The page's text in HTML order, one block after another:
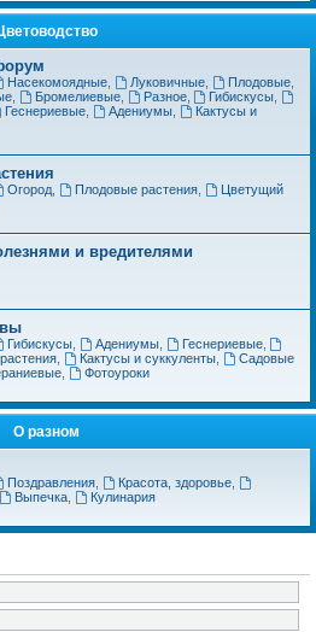
Насекомоядные, Луковичные, Плодовые,
, Бромелиевые, Разное, Гибискусы
Геснериевые, Адениумы,
Кактусы и
Огород, Плодовые растения,
Цветущий
и вредителями
Гибискусы, Адениумы, Геснериевые,
Кактусы и суккуленты,
Садовые
,
Фотоуроки
О разном
Поздравления, Красота, здоровье,
Выпечка,
Кулинария